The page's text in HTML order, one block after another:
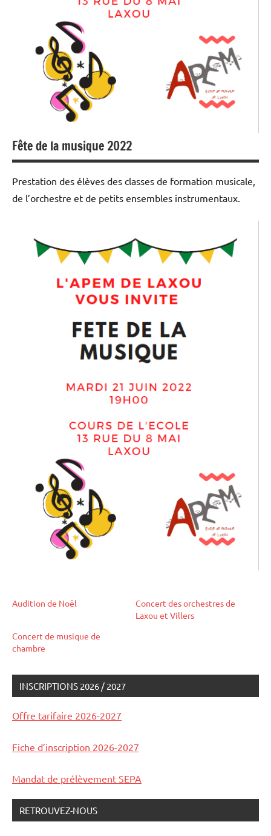
Fête de la musique 2022
Prestation des élèves des classes de formation musicale,
de l’orchestre et de petits ensembles instrumentaux.
Audition de Noël
Concert des orchestres de
Laxou et Villers
Concert de musique de
chambre
Étiqueté
audition
auditions
et
concerts
INSCRIPTIONS 2026 / 2027
Offre tarifaire 2026-2027
Fiche d’inscription 2026-2027
Mandat de prélèvement SEPA
RETROUVEZ-NOUS